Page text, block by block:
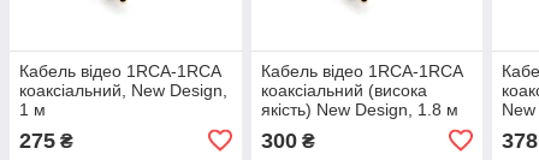
Кабель відео 1RCA-1RCA
коаксіальний, New Design,
1 м
275 ₴
Кабель відео 1RCA-1RCA
коаксіальний (висока
якість) New Design, 1.8 м
300₴ 378